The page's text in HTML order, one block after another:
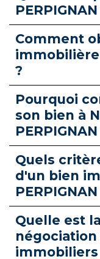
PERPIGNAN
Comment
immobilière
?
Pourquoi
son bien à
PERPIGNAN
Quels
d'un bien
PERPIGNAN
Quelle est
immobiliers